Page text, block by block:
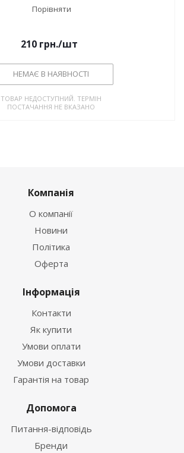
Порівняти
210грн./шт
НЕМАЄ В НАЯВНОСТІ
ТОВАР НЕДОСТУПНИЙ. ТЕРМІН
ПОСТАЧАННЯ НЕ ВКАЗАНО
Компанія
О компанії
Новини
Політика
Оферта
Інформація
Контакти
Як купити
Умови оплати
Умови доставки
Гарантія на товар
Допомога
Питання-відповідь
Бренди